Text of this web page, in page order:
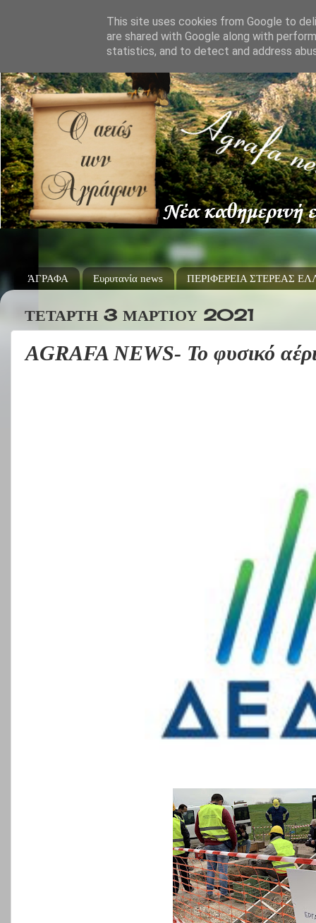
ΆΓΡΑΦΑ Ευρυτανία news ΠΕΡΙΦΕΡΕΙΑ ΣΤΕΡΕΑΣ
ΤΕΤΆΡΤΗ 3 ΜΑΡΤΊΟΥ 2021
AGRAFA NEWS- Το φυσικό
This site uses cookies from Google to
are shared with Google along with
statistics, and to detect and address